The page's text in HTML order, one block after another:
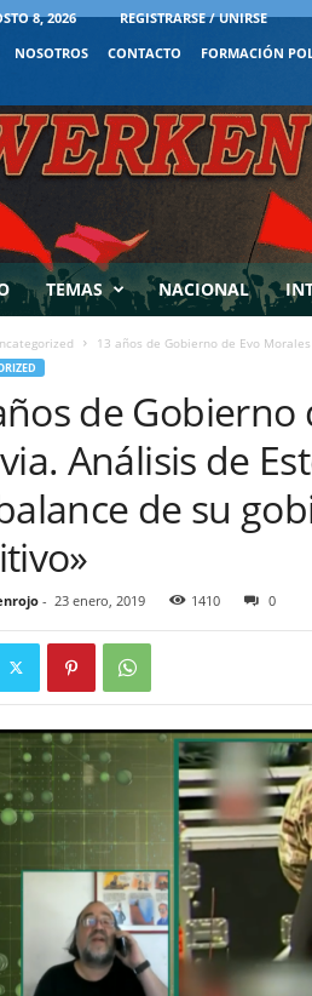
8, 2026
REGISTRARSE / UNIRSE
NOSOTROS CONTACTO FORMACIÓN
TEMAS NACIONAL
13 años de Gobierno de Evo
de Gobierno
Análisis de
de su
- 23 enero, 2019 1410 0